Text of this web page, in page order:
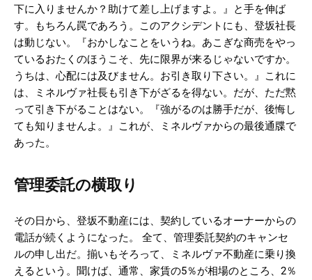
下に入りませんか？助けて差し上げますよ。』と手を伸ば
す。もちろん罠であろう。このアクシデントにも、登坂社長
は動じない。『おかしなことをいうね。あこぎな商売をやっ
ているおたくのほうこそ、先に限界が来るじゃないですか。
うちは、心配には及びません。お引き取り下さい。』これに
は、ミネルヴァ社長も引き下がざるを得ない。だが、ただ黙
って引き下がることはない。『強がるのは勝手だが、後悔し
ても知りませんよ。』これが、ミネルヴァからの最後通牒で
あった。
管理委託の横取り
その日から、登坂不動産には、契約しているオーナーからの
電話が続くようになった。 全て、管理委託契約のキャンセ
ルの申し出だ。揃いもそろって、ミネルヴァ不動産に乗り換
えるという。聞けば、通常、家賃の5％が相場のところ、2％